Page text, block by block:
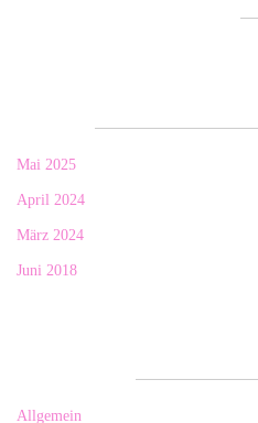
Mai 2025
April 2024
März 2024
Juni 2018
Allgemein